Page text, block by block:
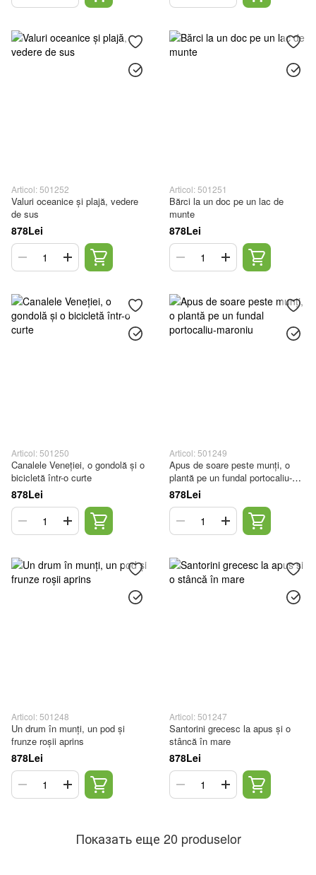
Articol: 501252
Valuri oceanice și plajă, vedere
de sus
878Lei
Articol: 501251
Bărci la un doc pe un lac de
munte
878Lei
Articol: 501250
Canalele Veneției, o gondolă și o
bicicletă într-o curte
878Lei
Articol: 501249
Apus de soare peste munți, o
plantă pe un fundal portocaliu-
maroniu
878Lei
Articol: 501248
Un drum în munți, un pod și
frunze roșii aprins
878Lei
Articol: 501247
Santorini grecesc la apus și o
stâncă în mare
878Lei
Показать еще 20 produselor